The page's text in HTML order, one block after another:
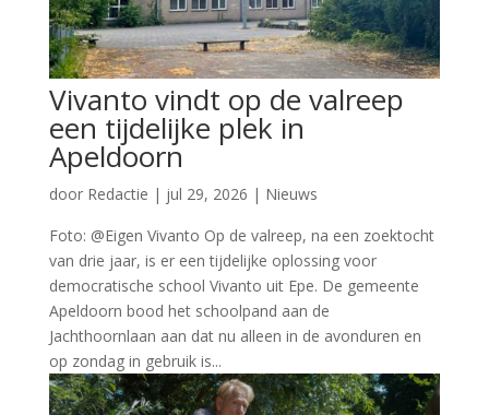
Vivanto vindt op de valreep
een tijdelijke plek in
Apeldoorn
door Redactie | jul 29, 2026 | Nieuws
Foto: @Eigen Vivanto Op de valreep, na een zoektocht
van drie jaar, is er een tijdelijke oplossing voor
democratische school Vivanto uit Epe. De gemeente
Apeldoorn bood het schoolpand aan de
Jachthoornlaan aan dat nu alleen in de avonduren en
op zondag in gebruik is...